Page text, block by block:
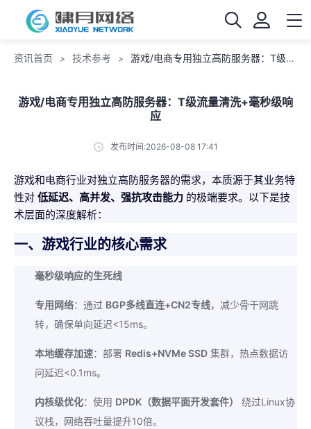
资讯首页 > 技术参考 > 游戏/电商专用独立高防服务器：T级流量清洗+毫秒级响应
游戏/电商专用独立高防服务器：T级流量清洗+毫秒级响
应
发布时间:2026-08-08 17:41
游戏和电商行业对独立高防服务器的需求，本质源于其业务特
性对 低延迟、高并发、强抗攻击能力 的极端要求。以下是技
术层面的深度解析：
一、游戏行业的核心需求
毫秒级响应的生死线
专用网络：通过 BGP多线直连+CN2专线，减少骨干网跳
转，确保单向延迟<15ms。
本地缓存加速：部署 Redis+NVMe SSD 集群，热点数据访
问延迟<0.1ms。
内核级优化：使用 DPDK（数据平面开发套件）
绕过Linux协
议栈，网络吞吐量提升10倍。